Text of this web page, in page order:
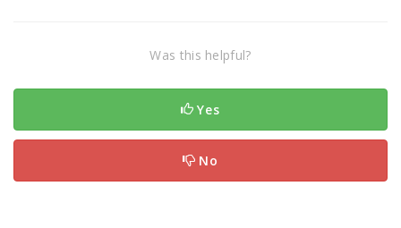
Was this helpful?
Yes
No